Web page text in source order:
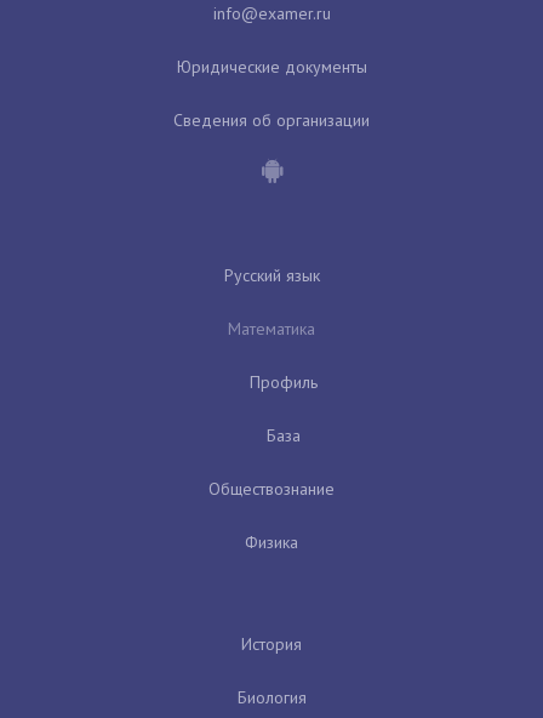
Юридические документы
Сведения об организации
Русский язык
Математика
Профиль
База
Обществознание
Физика
История
Биология